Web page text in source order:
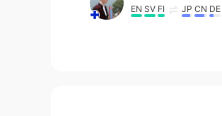
EN SV FI JP CN DE